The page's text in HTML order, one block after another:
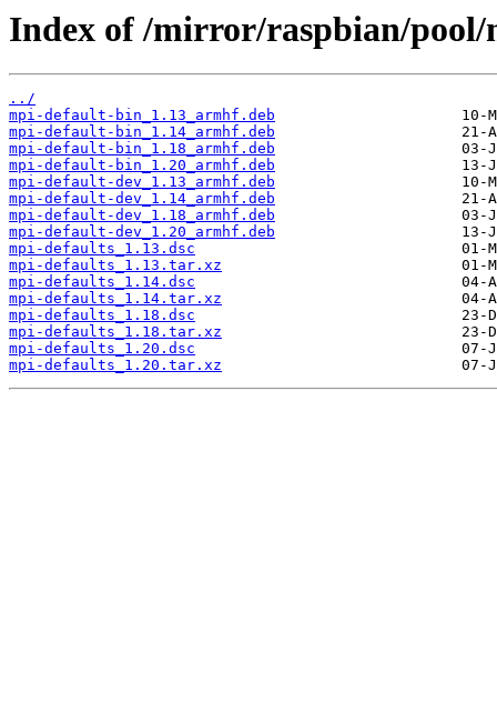
Index of /mirror/raspbian/
../
mpi-default-bin_1.13_armhf.deb
mpi-default-bin_1.14_armhf.deb
mpi-default-bin_1.18_armhf.deb
mpi-default-bin_1.20_armhf.deb
mpi-default-dev_1.13_armhf.deb
mpi-default-dev_1.14_armhf.deb
mpi-default-dev_1.18_armhf.deb
mpi-default-dev_1.20_armhf.deb
mpi-defaults_1.13.dsc
mpi-defaults_1.13.tar.xz
mpi-defaults_1.14.dsc
mpi-defaults_1.14.tar.xz
mpi-defaults_1.18.dsc
mpi-defaults_1.18.tar.xz
mpi-defaults_1.20.dsc
mpi-defaults_1.20.tar.xz